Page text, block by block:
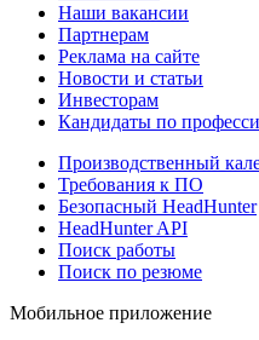
Наши вакансии
Партнерам
Реклама на сайте
Новости и статьи
Инвесторам
Кандидаты по
Производственный
Требования к ПО
Безопасный HeadHunter
HeadHunter API
Поиск работы
Поиск по резюме
Мобильное приложение